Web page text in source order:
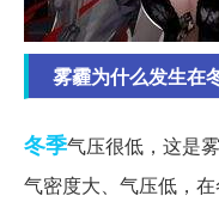
雾霾为什么发生在
冬季气压很低，这是
气密度大、气压低，